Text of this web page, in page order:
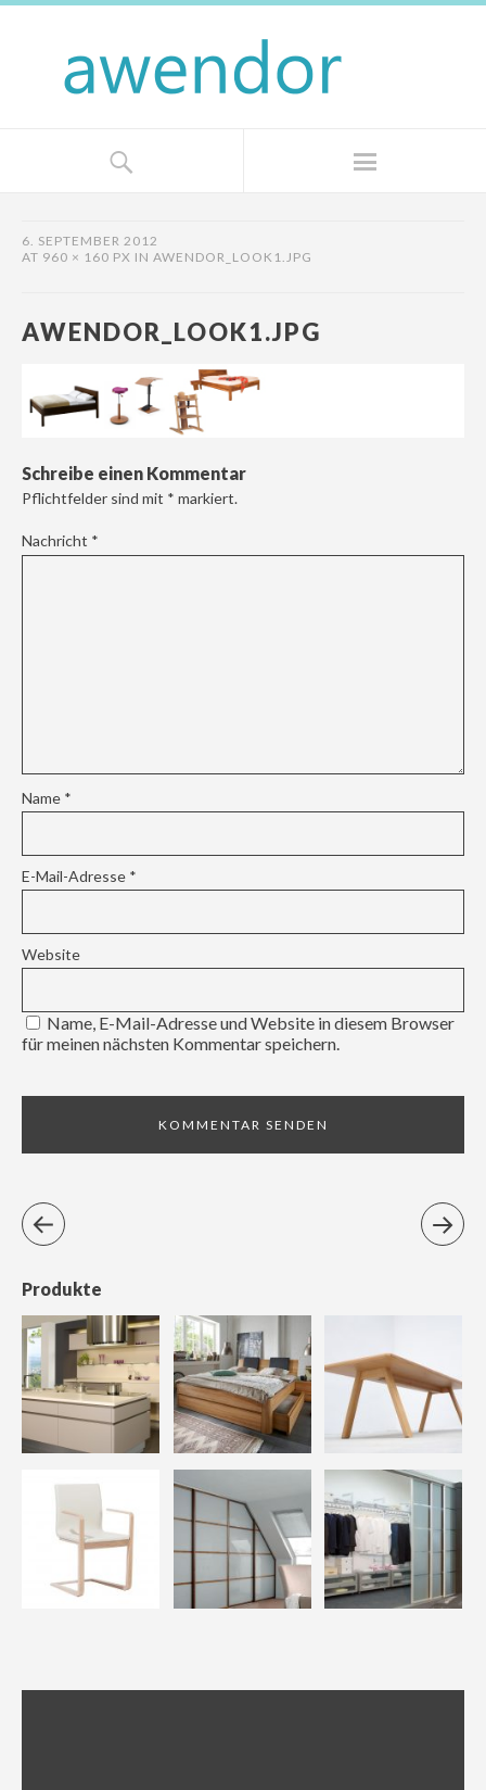
6. SEPTEMBER 2012
AT 960 × 160 PX IN AWENDOR_LOOK1.JPG
AWENDOR_LOOK1.JPG
Schreibe einen Kommentar
Pflichtfelder sind mit * markiert.
Nachricht *
Name *
E-Mail-Adresse *
Website
Name, E-Mail-Adresse und Website in diesem Browser
für meinen nächsten Kommentar speichern.
Produkte